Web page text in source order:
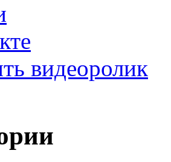
видеоролик